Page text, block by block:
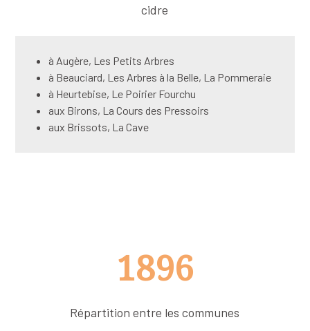
cidre
à Augère, Les Petits Arbres
à Beauciard, Les Arbres à la Belle, La Pommeraie
à Heurtebise, Le Poirier Fourchu
aux Birons, La Cours des Pressoirs
aux Brissots, La Cave
1896
Répartition entre les communes